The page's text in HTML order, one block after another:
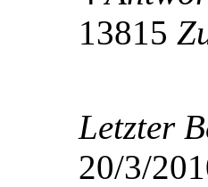
13815
Letzter
20/3/